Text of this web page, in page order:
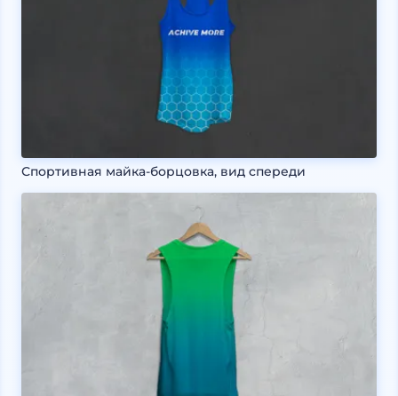
Спортивная майка-борцовка, вид спереди